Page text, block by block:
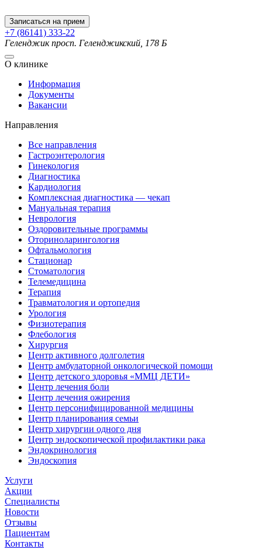
Записаться на прием
+7 (86141) 333-22
Геленджикпросп. Геленджикский, 178 Б
О клинике
Информация
Документы
Вакансии
Направления
Все направления
Гастроэнтерология
Гинекология
Диагностика
Кардиология
Комплексная диагностика — чекап
Мануальная терапия
Неврология
Оздоровительные программы
Оториноларингология
Офтальмология
Стационар
Стоматология
Телемедицина
Терапия
Травматология и ортопедия
Урология
Физиотерапия
Флебология
Хирургия
Центр активного долголетия
Центр амбулаторной онкологической помощи
Центр детского здоровья «ММЦ ДЕТИ»
Центр лечения боли
Центр лечения ожирения
Центр персонифицированной медицины
Центр планирования семьи
Центр хирургии одного дня
Центр эндоскопической профилактики рака
Эндокринология
Эндоскопия
Услуги
Акции
Специалисты
Новости
Отзывы
Пациентам
Контакты